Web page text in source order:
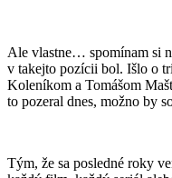
Ale vlastne… spomínam si
v takejto pozícii bol. Išlo o
Koleníkom a Tomášom
to pozeral dnes, možno by
Tým, že sa posledné roky